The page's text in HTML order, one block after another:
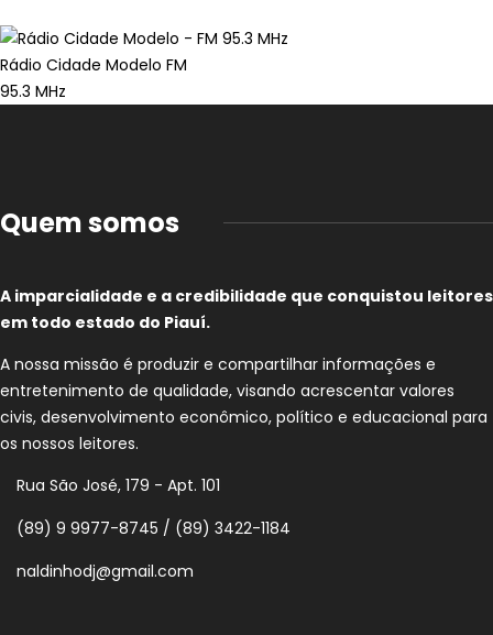
Rádio Cidade Modelo FM
95.3 MHz
Quem somos
A imparcialidade e a credibilidade que conquistou leitores
em todo estado do Piauí.
A nossa missão é produzir e compartilhar informações e
entretenimento de qualidade, visando acrescentar valores
civis, desenvolvimento econômico, político e educacional para
os nossos leitores.
Rua São José, 179 - Apt. 101
(89) 9 9977-8745 / (89) 3422-1184
naldinhodj@gmail.com